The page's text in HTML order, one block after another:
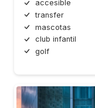
accesible
transfer
mascotas
club infantil
golf